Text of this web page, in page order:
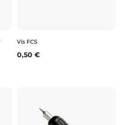
Vis FCS
Prix
0,50 €